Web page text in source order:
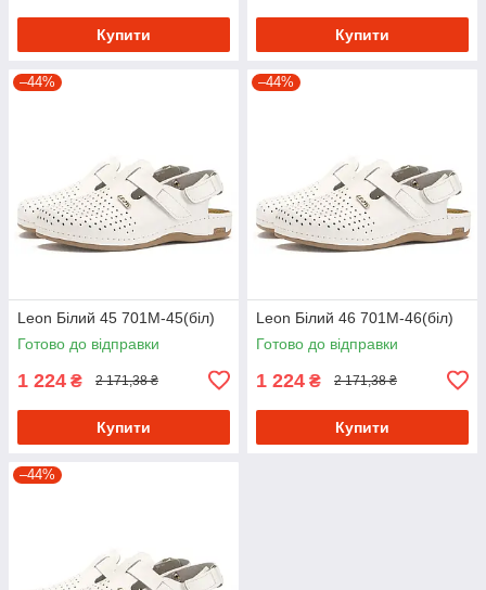
Купити Купити
–44%
Leon Білий 45 701М-45(біл)
Готово до відправки
1 224 ₴ 2 171,38 ₴
Купити
–44%
Leon Білий 46 701М-46(біл)
Готово до відправки
1 224 ₴ 2 171,38 ₴
Купити
–44%